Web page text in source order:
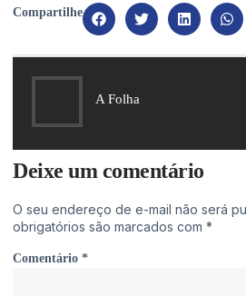
Compartilhe
A Folha
Deixe um comentário
O seu endereço de e-mail não será
obrigatórios são marcados com *
Comentário *